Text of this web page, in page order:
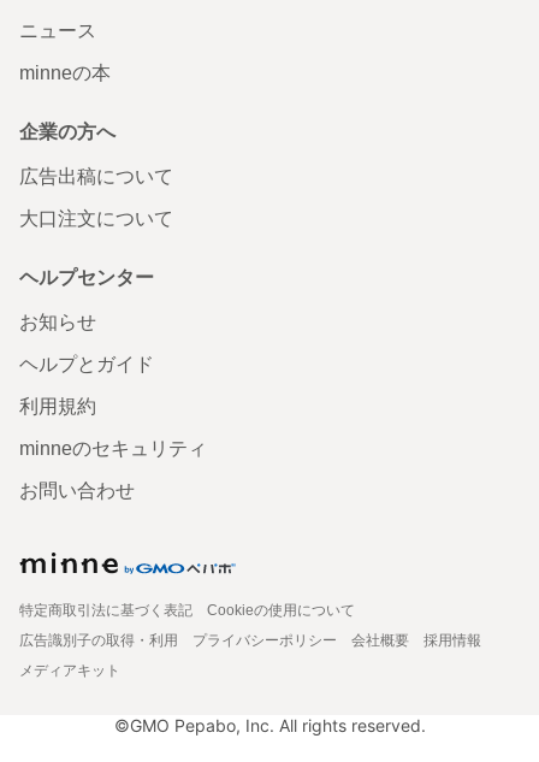
ニュース
minneの本
企業の方へ
広告出稿について
大口注文について
ヘルプセンター
お知らせ
ヘルプとガイド
利用規約
minneのセキュリティ
お問い合わせ
特定商取引法に基づく表記
Cookieの使用について
広告識別子の取得・利用
プライバシーポリシー 会社概要
採用情報
メディアキット
©GMO Pepabo, Inc. All rights reserved.